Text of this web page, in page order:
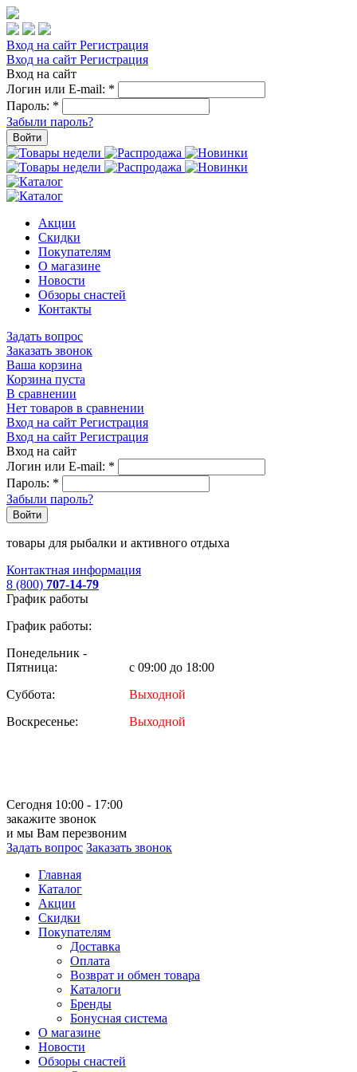
Вход на сайт Регистрация
Вход на сайт Регистрация
Вход на сайт
Логин или E-mail: *
Пароль: *
Забыли пароль?
Войти
Акции
Скидки
Покупателям
О магазине
Новости
Обзоры снастей
Контакты
Задать вопрос
Заказать звонок
Ваша корзина
Корзина пуста
В сравнении
Нет товаров в сравнении
Вход на сайт Регистрация
Вход на сайт Регистрация
Вход на сайт
Логин или E-mail: *
Пароль: *
Забыли пароль?
Войти
товары для рыбалки и активного отдыха
Контактная информация
8 (800) 707-14-79
График работы
График работы:
Понедельник -
Пятница:
с 09:00 до 18:00
Суббота:
Выходной
Воскресенье:
Выходной
Сегодня 10:00 - 17:00
закажите звонок
и мы Вам перезвоним
Задать вопрос Заказать звонок
Главная
Каталог
Акции
Скидки
Покупателям
Доставка
Оплата
Возврат и обмен товара
Каталоги
Бренды
Бонусная система
О магазине
Новости
Обзоры снастей